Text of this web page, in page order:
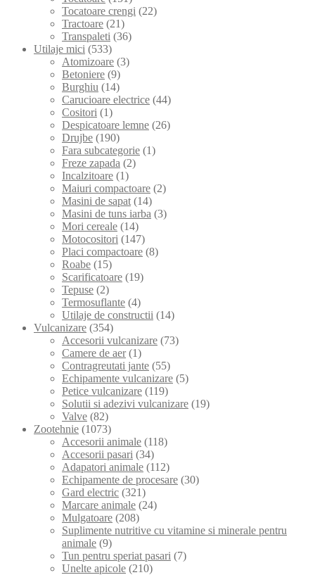
Tocatoare crengi (22)
Tractoare (21)
Transpaleti (36)
Utilaje mici (533)
Atomizoare (3)
Betoniere (9)
Burghiu (14)
Carucioare electrice (44)
Cositori (1)
Despicatoare lemne (26)
Drujbe (190)
Fara subcategorie (1)
Freze zapada (2)
Incalzitoare (1)
Maiuri compactoare (2)
Masini de sapat (14)
Masini de tuns iarba (3)
Mori cereale (14)
Motocositori (147)
Placi compactoare (8)
Roabe (15)
Scarificatoare (19)
Tepuse (2)
Termosuflante (4)
Utilaje de constructii (14)
Vulcanizare (354)
Accesorii vulcanizare (73)
Camere de aer (1)
Contragreutati jante (55)
Echipamente vulcanizare (5)
Petice vulcanizare (119)
Solutii si adezivi vulcanizare (19)
Valve (82)
Zootehnie (1073)
Accesorii animale (118)
Accesorii pasari (34)
Adapatori animale (112)
Echipamente de procesare (30)
Gard electric (321)
Marcare animale (24)
Mulgatoare (208)
Suplimente nutritive cu vitamine si minerale pentru
animale (9)
Tun pentru speriat pasari (7)
Unelte apicole (210)